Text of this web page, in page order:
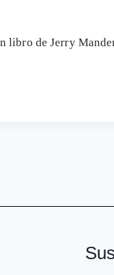
libro de Jerry